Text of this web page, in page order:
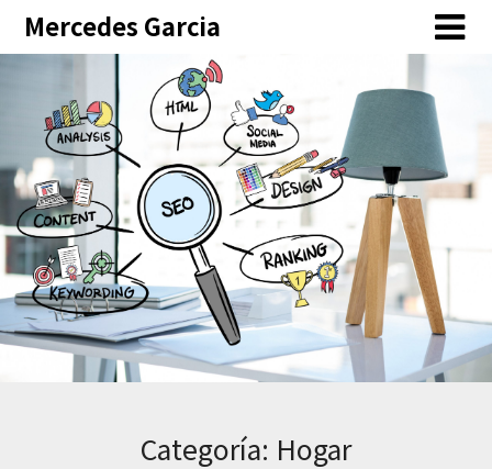
SkipMercedes Garcia
Categoría: Hogar